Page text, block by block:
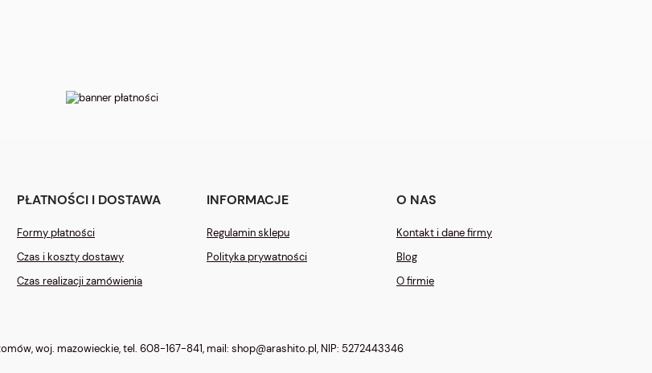
PŁATNOŚCI I DOSTAWA
Formy płatności
Czas i koszty dostawy
Czas realizacji zamówienia
INFORMACJE
Regulamin sklepu
Polityka prywatności
O NAS
Kontakt i dane firmy
Blog
O firmie
woj. mazowieckie, tel. 608-167-841, mail: shop@arashito.pl, NIP: 5272443346